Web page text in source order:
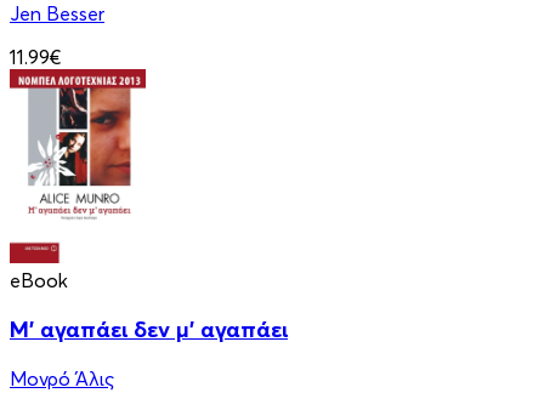
Jen Besser
11.99€
eBook
Μ' αγαπάει δεν μ' αγαπάει
Μονρό Άλις